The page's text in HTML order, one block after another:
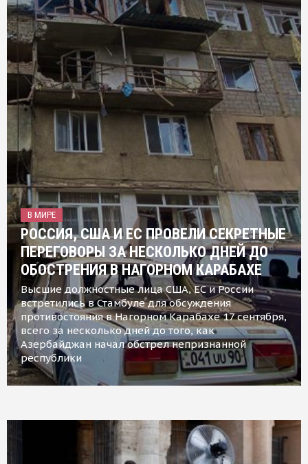
В МИРЕ
РОССИЯ, США И ЕС ПРОВЕЛИ СЕКРЕТНЫЕ
ПЕРЕГОВОРЫ ЗА НЕСКОЛЬКО ДНЕЙ ДО
ОБОСТРЕНИЯ В НАГОРНОМ КАРАБАХЕ
Высшие должностные лица США, ЕС и России
встретились в Стамбуле для обсуждения
противостояния в Нагорном Карабахе 17 сентября,
всего за несколько дней до того, как
Азербайджан начал обстрел непризнанной
республики